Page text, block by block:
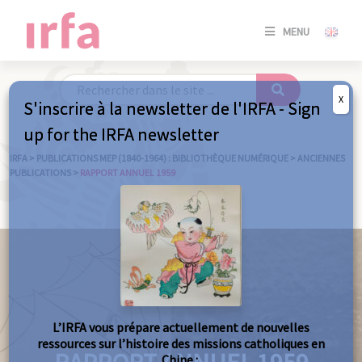
MENU
SE
/
IRFA > PUBLICATIONS MEP (1840-1964) : BIBLIOTHÈQUE NUMÉRIQUE > ANCIENNES
PUBLICATIONS > RAPPORT ANNUEL 1959
S'inscrire à la newsletter de l'IRFA - Sign
up for the IRFA newsletter
L’IRFA vous prépare actuellement de nouvelles
ressources sur l’histoire des missions catholiques en
X